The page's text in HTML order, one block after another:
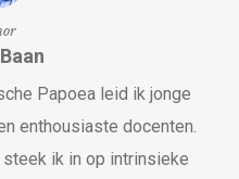
Papoea leid ik jonge
enthousiaste docenten.
ik in op intrinsieke